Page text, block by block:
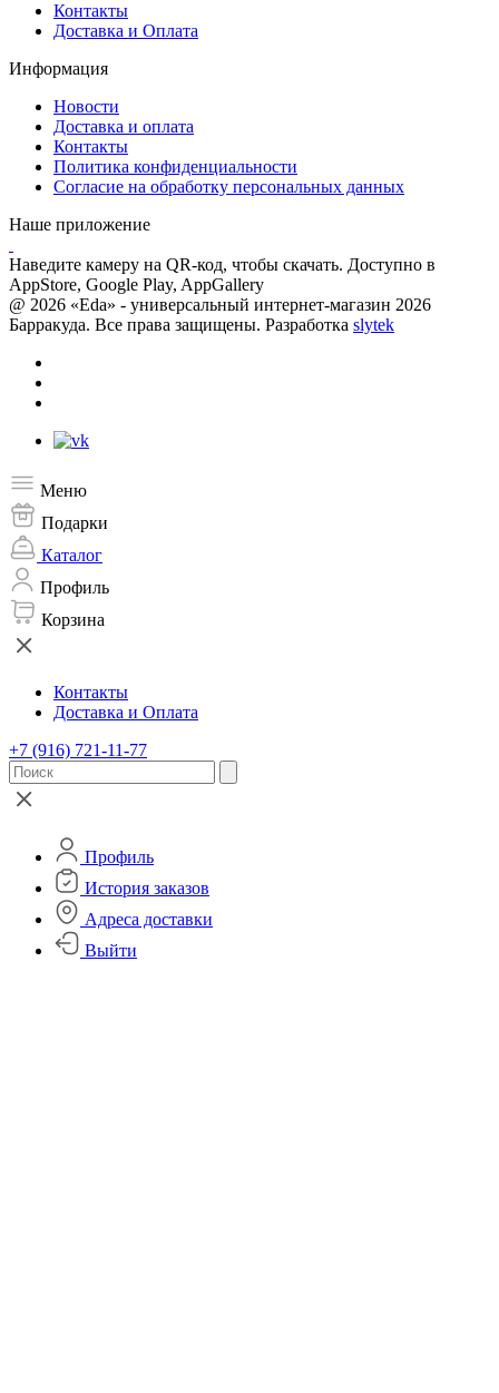
Контакты
Доставка и Оплата
Информация
Новости
Доставка и оплата
Контакты
Политика конфиденциальности
Согласие на обработку персональных данных
Наше приложение
Наведите камеру на QR-код, чтобы скачать. Доступно в
AppStore, Google Play, AppGallery
@ 2026 «Eda» - универсальный интернет-магазин 2026
Барракуда. Все права защищены. Разработка slytek
Меню
Подарки
Каталог
Профиль
Корзина
Контакты
Доставка и Оплата
+7 (916) 721-11-77
Профиль
История заказов
Адреса доставки
Выйти